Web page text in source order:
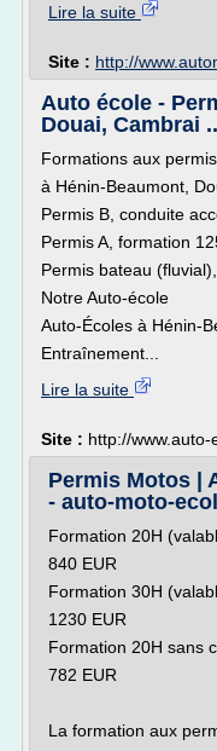
Lire la suite
Site : http://
Auto école -
Douai, Cambrai
Formations aux
à Hénin-Beaumont,
Permis B, conduite
Permis A, formation
Permis bateau
Notre Auto-école
Auto-Écoles à Hénin-
Entraînement...
Lire la suite
Site : http://
Permis Motos |
- auto-moto-
Formation 20H
840 EUR
Formation 30H
1230 EUR
Formation 20H sans
782 EUR
La formation aux